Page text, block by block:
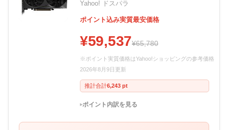
Yahoo! ドスパラ
ポイント込み実質最安価格
¥59,537¥65,780
※ポイント実質価格はYahoo!ショッピングの参考価格
2026年8月9日更新
推計合計6,243 pt
ポイント内訳を見る